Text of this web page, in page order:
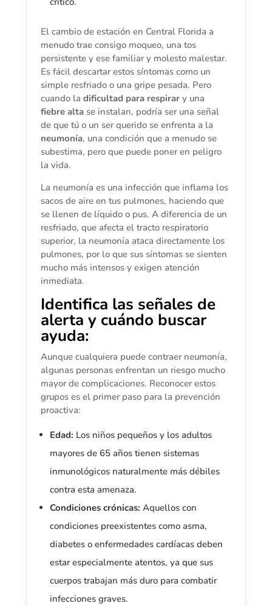
El cambio de estación en Central Florida a
menudo trae consigo moqueo, una tos
persistente y ese familiar y molesto malestar.
Es fácil descartar estos síntomas como un
simple resfriado o una gripe pesada. Pero
cuando ladificultad para respirar y una
fiebre alta se instalan, podría ser una señal
de que tú o un ser querido se enfrenta a la
neumonía, una condición que a menudo se
subestima, pero que puede poner en peligro
la vida.
La neumonía es una infección que inflama los
sacos de aire en tus pulmones, haciendo que
se llenen de líquido o pus. A diferencia de un
resfriado, que afecta el tracto respiratorio
superior, la neumonía ataca directamente los
pulmones, por lo que sus síntomas se sienten
mucho más intensos y exigen atención
inmediata.
Identifica las señales de
alerta y cuándo buscar
ayuda:
Aunque cualquiera puede contraer neumonía,
algunas personas enfrentan un riesgo mucho
mayor de complicaciones. Reconocer estos
grupos es el primer paso para la prevención
proactiva:
Edad: Los niños pequeños y los adultos
mayores de 65 años tienen sistemas
inmunológicos naturalmente más débiles
contra esta amenaza.
Condiciones crónicas:Aquellos con
condiciones preexistentes como asma,
diabetes o enfermedades cardíacas deben
estar especialmente atentos, ya que sus
cuerpos trabajan más duro para combatir
infecciones graves.